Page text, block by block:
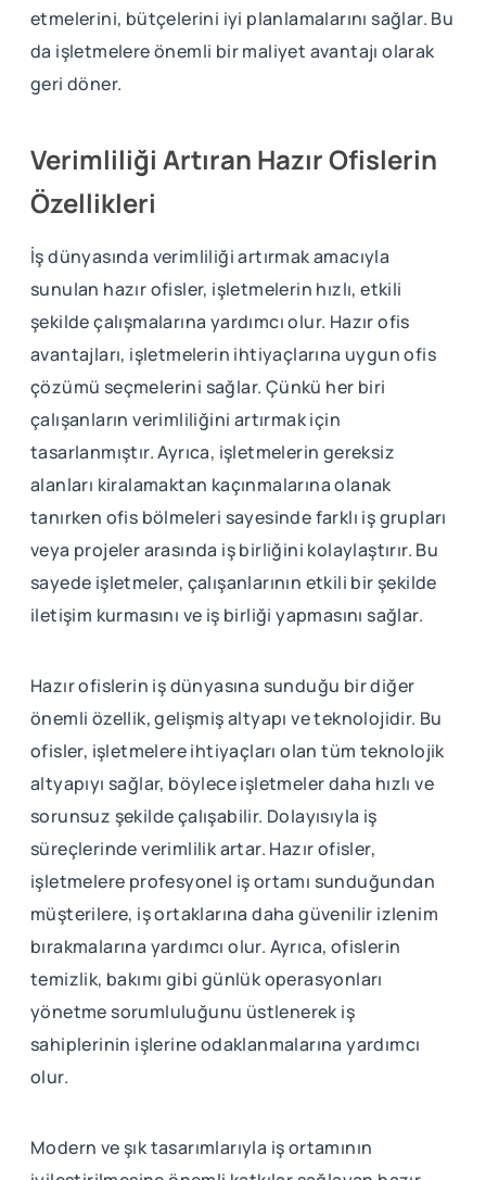
etmelerini, bütçelerini iyi planlamalarını sağlar. Bu
da işletmelere önemli bir maliyet avantajı olarak
geri döner.
Verimliliği Artıran Hazır Ofislerin
Özellikleri
İş dünyasında verimliliği artırmak amacıyla
sunulan hazır ofisler, işletmelerin hızlı, etkili
şekilde çalışmalarına yardımcı olur. Hazır ofis
avantajları, işletmelerin ihtiyaçlarına uygun ofis
çözümü seçmelerini sağlar. Çünkü her biri
çalışanların verimliliğini artırmak için
tasarlanmıştır. Ayrıca, işletmelerin gereksiz
alanları kiralamaktan kaçınmalarına olanak
tanırken ofis bölmeleri sayesinde farklı iş grupları
veya projeler arasında iş birliğini kolaylaştırır. Bu
sayede işletmeler, çalışanlarının etkili bir şekilde
iletişim kurmasını ve iş birliği yapmasını sağlar.
Hazır ofislerin iş dünyasına sunduğu bir diğer
önemli özellik, gelişmiş altyapı ve teknolojidir. Bu
ofisler, işletmelere ihtiyaçları olan tüm teknolojik
altyapıyı sağlar, böylece işletmeler daha hızlı ve
sorunsuz şekilde çalışabilir. Dolayısıyla iş
süreçlerinde verimlilik artar. Hazır ofisler,
işletmelere profesyonel iş ortamı sunduğundan
müşterilere, iş ortaklarına daha güvenilir izlenim
bırakmalarına yardımcı olur. Ayrıca, ofislerin
temizlik, bakımı gibi günlük operasyonları
yönetme sorumluluğunu üstlenerek iş
sahiplerinin işlerine odaklanmalarına yardımcı
olur.
Modern ve şık tasarımlarıyla iş ortamının